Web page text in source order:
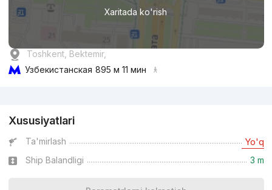
Xaritada ko'rish
Toshkent, Bektemir,
Узбекистанская 895 м 11 мин
Xususiyatlari
Ta'mirlash Yo'q
Ship Balandligi 3 m